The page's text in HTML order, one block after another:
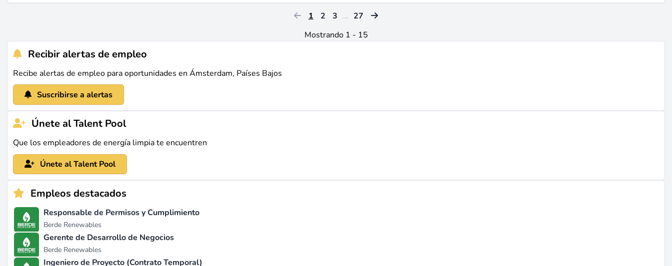
1 2 3 … 27
Mostrando 1 - 15
Recibir alertas de empleo
Recibe alertas de empleo para oportunidades en Ámsterdam, Países Bajos
Suscribirse a alertas
Únete al Talent Pool
Que los empleadores de energía limpia te encuentren
Únete al Talent Pool
Empleos destacados
Responsable de Permisos y Cumplimiento
Berde Renewables
Gerente de Desarrollo de Negocios
Berde Renewables
Ingeniero de Proyecto (Contrato Temporal)